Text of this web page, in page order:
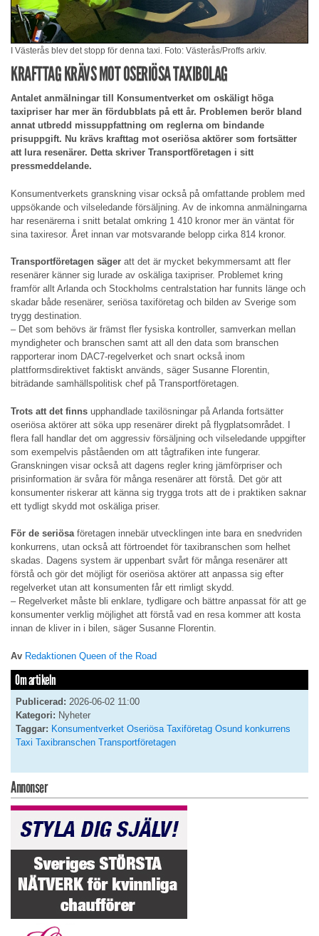
I Västerås blev det stopp för denna taxi. Foto: Västerås/Proffs arkiv.
KRAFTTAG KRÄVS MOT OSERIÖSA TAXIBOLAG
Antalet anmälningar till Konsumentverket om oskäligt höga
taxipriser har mer än fördubblats på ett år. Problemen berör bland
annat utbredd missuppfattning om reglerna om bindande
prisuppgift. Nu krävs krafttag mot oseriösa aktörer som fortsätter
att lura resenärer. Detta skriver Transportföretagen i sitt
pressmeddelande.
Konsumentverkets granskning visar också på omfattande problem med
uppsökande och vilseledande försäljning. Av de inkomna anmälningarna
har resenärerna i snitt betalat omkring 1 410 kronor mer än väntat för
sina taxiresor. Året innan var motsvarande belopp cirka 814 kronor.
Transportföretagen säger att det är mycket bekymmersamt att fler
resenärer känner sig lurade av oskäliga taxipriser. Problemet kring
framför allt Arlanda och Stockholms centralstation har funnits länge och
skadar både resenärer, seriösa taxiföretag och bilden av Sverige som
trygg destination.
– Det som behövs är främst fler fysiska kontroller, samverkan mellan
myndigheter och branschen samt att all den data som branschen
rapporterar inom DAC7-regelverket och snart också inom
plattformsdirektivet faktiskt används, säger Susanne Florentin,
biträdande samhällspolitisk chef på Transportföretagen.
Trots att det finns upphandlade taxilösningar på Arlanda fortsätter
oseriösa aktörer att söka upp resenärer direkt på flygplatsområdet. I
flera fall handlar det om aggressiv försäljning och vilseledande uppgifter
som exempelvis påståenden om att tågtrafiken inte fungerar.
Granskningen visar också att dagens regler kring jämförpriser och
prisinformation är svåra för många resenärer att förstå. Det gör att
konsumenter riskerar att känna sig trygga trots att de i praktiken saknar
ett tydligt skydd mot oskäliga priser.
För de seriösaföretagen innebär utvecklingen inte bara en snedvriden
konkurrens, utan också att förtroendet för taxibranschen som helhet
skadas. Dagens system är uppenbart svårt för många resenärer att
förstå och gör det möjligt för oseriösa aktörer att anpassa sig efter
regelverket utan att konsumenten får ett rimligt skydd.
– Regelverket måste bli enklare, tydligare och bättre anpassat för att ge
konsumenter verklig möjlighet att förstå vad en resa kommer att kosta
innan de kliver in i bilen, säger Susanne Florentin.
Av Redaktionen Queen of the Road
Om artikeln
Publicerad: 2026-06-02 11:00
Kategori: Nyheter
Taggar: Konsumentverket Oseriösa Taxiföretag Osund konkurrens
Taxi Taxibranschen Transportföretagen
Annonser